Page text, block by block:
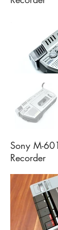
Sony M-
Recorder